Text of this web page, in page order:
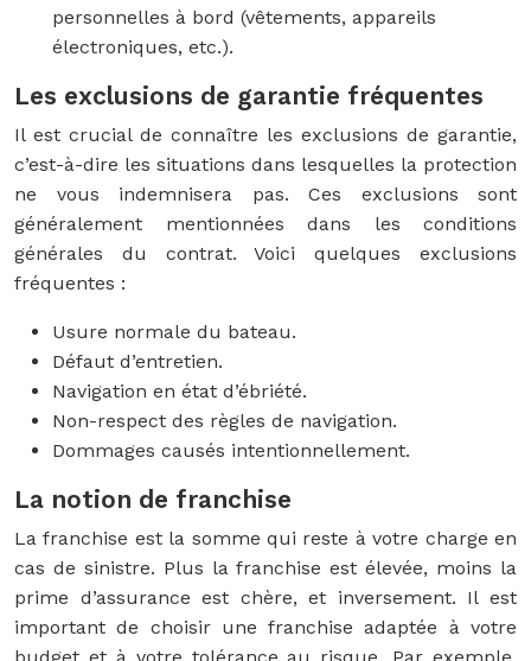
personnelles à bord (vêtements, appareils
électroniques, etc.).
Les exclusions de garantie fréquentes
Il est crucial de connaître les exclusions de garantie,
c’est-à-dire les situations dans lesquelles la protection
ne vous indemnisera pas. Ces exclusions sont
généralement mentionnées dans les conditions
générales du contrat. Voici quelques exclusions
fréquentes :
Usure normale du bateau.
Défaut d’entretien.
Navigation en état d’ébriété.
Non-respect des règles de navigation.
Dommages causés intentionnellement.
La notion de franchise
La franchise est la somme qui reste à votre charge en
cas de sinistre. Plus la franchise est élevée, moins la
prime d’assurance est chère, et inversement. Il est
important de choisir une franchise adaptée à votre